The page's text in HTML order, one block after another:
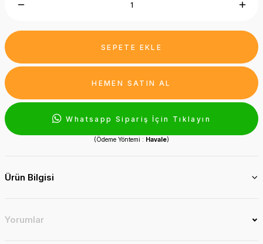
SEPETE EKLE
HEMEN SATIN AL
Whatsapp Sipariş İçin Tıklayın
(Ödeme Yöntemi : Havale)
Ürün Bilgisi
Yorumlar